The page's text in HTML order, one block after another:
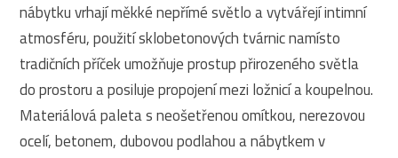
nábytku vrhají měkké nepřímé světlo a vytvářejí intimní
atmosféru, použití sklobetonových tvárnic namísto
tradičních příček umožňuje prostup přirozeného světla
do prostoru a posiluje propojení mezi ložnicí a koupelnou.
Materiálová paleta s neošetřenou omítkou, nerezovou
ocelí, betonem, dubovou podlahou a nábytkem v